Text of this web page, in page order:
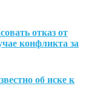
отказ от
конфликта за
об иске к